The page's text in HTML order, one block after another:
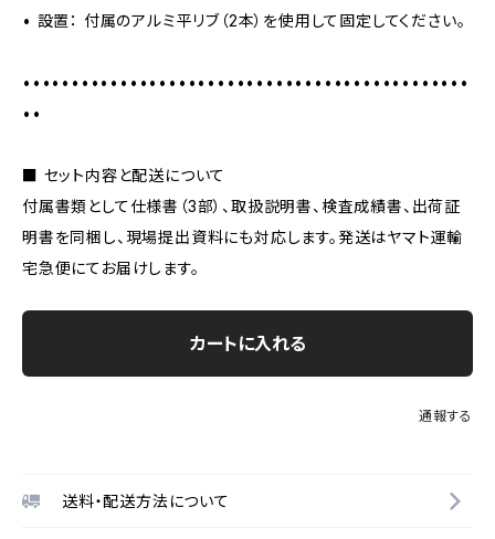
• 設置： 付属のアルミ平リブ（2本）を使用して固定してください。
••••••••••••••••••••••••••••••••••••••••••••••
••
■ セット内容と配送について
付属書類として仕様書（3部）、取扱説明書、検査成績書、出荷証
明書を同梱し、現場提出資料にも対応します。発送はヤマト運輸
宅急便にてお届けします。
カートに入れる
通報する
送料・配送方法について